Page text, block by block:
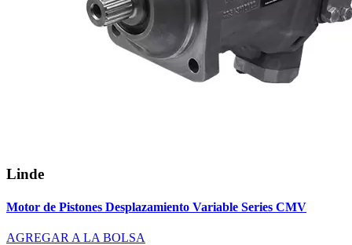
Linde
Motor de Pistones Desplazamiento Variable Series CMV
AGREGAR A LA BOLSA